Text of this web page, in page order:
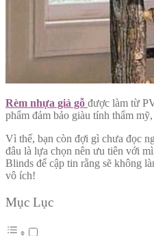
Rèm nhựa giả gỗ được làm từ
phẩm đảm bảo giàu tính thẩm
Vì thế, bạn còn đợi gì chưa đọc
đâu là lựa chọn nên ưu tiên với
Blinds để cập tin rằng sẽ không
vô ích!
Mục Lục